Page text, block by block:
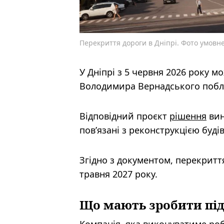
Перекриття дороги в Дніпрі. Фото
У Дніпрі з 5 червня 2026 року
Володимира Вернадського
Відповідний проєкт рішення
пов’язані з реконструкцією
Згідно з документом,
травня 2027 року.
Що мають зробити